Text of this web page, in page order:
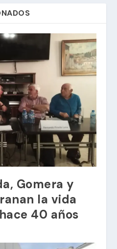
Gomera y
la vida
40 años